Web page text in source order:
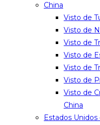
China
Visto de
Visto de
Visto de
Visto de
Visto de
Visto de
Visto de
China
Estados Unidos